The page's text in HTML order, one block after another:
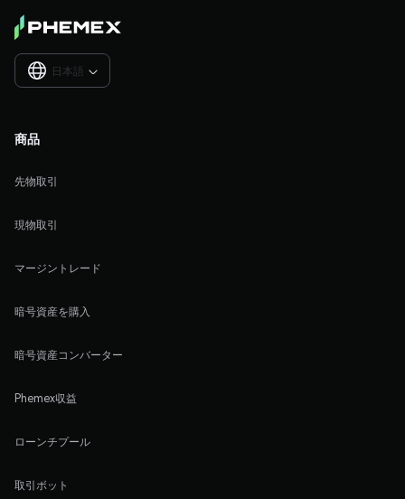
日本語 
商品
先物取引
現物取引
マージントレード
暗号資産を購入
暗号資産コンバーター
Phemex収益
ローンチプール
取引ボット